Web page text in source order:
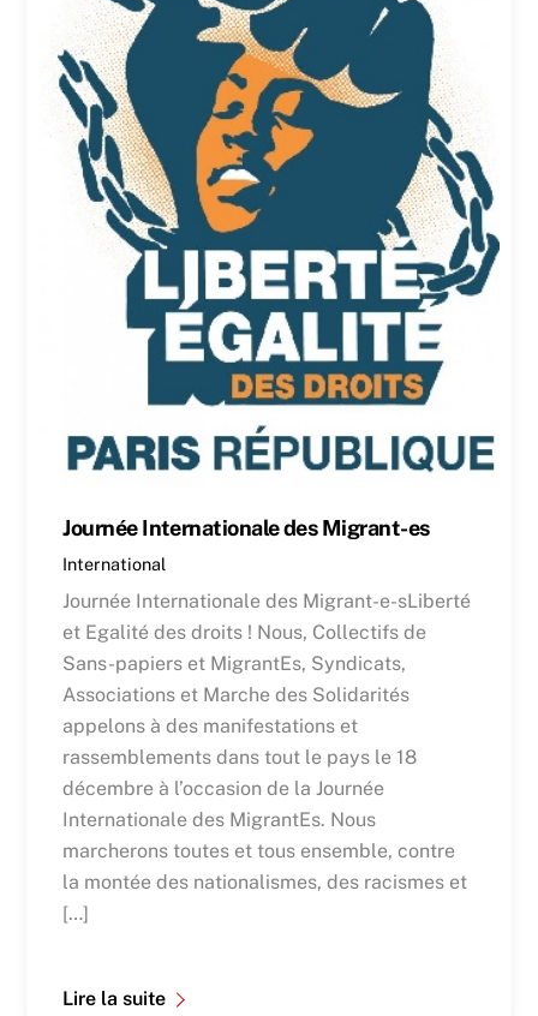
Journée Internationale des Migrant-es
International
Journée Internationale des Migrant-e-sLiberté
et Egalité des droits ! Nous, Collectifs de
Sans-papiers et MigrantEs, Syndicats,
Associations et Marche des Solidarités
appelons à des manifestations et
rassemblements dans tout le pays le 18
décembre à l’occasion de la Journée
Internationale des MigrantEs. Nous
marcherons toutes et tous ensemble, contre
la montée des nationalismes, des racismes et
[…]
Lire la suite